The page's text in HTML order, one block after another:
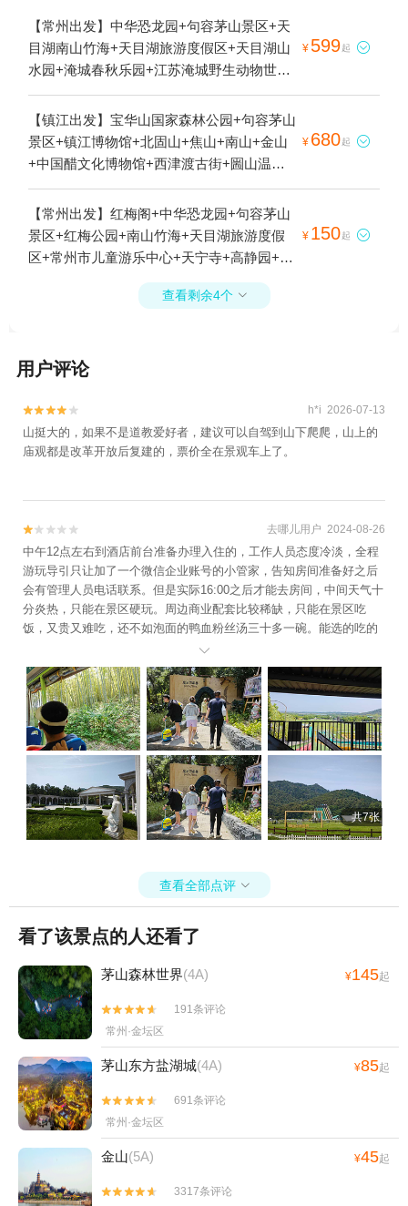
【常州出发】中华恐龙园+句容茅山景区+天
目湖南山竹海+天目湖旅游度假区+天目湖山
水园+淹城春秋乐园+江苏淹城野生动物世界
+淹城遗址公园+茅山东方盐湖城+茅山森林
世界+花谷奇缘+恐龙园侏罗纪水世界+淹城
春秋水世界+淹城冰雪世界1日游
¥ 599起 
【镇江出发】宝华山国家森林公园+句容茅山
景区+镇江博物馆+北固山+焦山+南山+金山
+中国醋文化博物馆+西津渡古街+圌山温泉
度假区+千华古村+镇江本地玩乐+焦山古炮
台+金山寺+圌山1日游
¥ 680起 
【常州出发】红梅阁+中华恐龙园+句容茅山
景区+红梅公园+南山竹海+天目湖旅游度假
区+常州市儿童游乐中心+天宁寺+高静园+天
目湖御水温泉+东坡园+白龙观+天目湖山水
园+淹城春秋乐园+嬉戏谷+常州古运河+淹城
心公园+中华孝道园+常州中华恐龙园鼎宴火
谷庄园+溧阳温泉花园+天目湖水世界+全国
3D魔幻艺术展溧阳站+嬉戏谷韩国馆+淹城遗
址公园+常州奥普乐欢乐水世界+​Yani
体中心+君雅皮划艇(常州)+恐龙城迪诺水镇
丫髻山风景区+常州太湖修心谷+首届太湖湾
稻草艺术节+常州金橙剧院+常州本地玩乐
+龙凤谷景区+松岭竹海漂流+佳农探趣科普
体验园+常州薰衣草庄园+恐龙人俱乐部-恐龙
人防灾避险体验馆+茅山森林世界+花谷奇缘
+江南环球港世界港口小镇+天宁宝塔+扬州
天乐湖嬉乐谷+艾酷极限蹦极俱乐部+江苏茅
山金牛洞景区+恐龙园侏罗纪水世界+中华恐
龙园周游卡+嬉乐湾童趣世界+松岭部落+常
州浅草文化汤+壕熊庄园+常州旅行跟拍+太
湖湾露营谷+淹城超越户外探索主题乐园+七
彩曹山+金坛茅山风景区+环球燃擎卡丁车(江
南环球港店)+嬉乐湾童趣世界+汽车来斯+常
高星空艺术馆+恐龙人燃剧场+常州花博园
+常州失恋博物馆+【常州】滑稽戏《陈奂生
水镇攀岩+迪诺水镇皮划艇+茅山道温泉+江
龙园旅游度假区+佳农探趣休闲生态园+常州
海昌海洋探索馆+溧阳南山和园游乐园+茅山
仙姑村+溧阳田园拖拉机+茅山森林世界露营
地+淹城春秋水世界+天目湖夜公园+阳光里-
sun·lab+环球融创曹山未来城+茅山茶海+常
州市洪亮吉纪念馆+环球港龙眼摩天轮+南山
竹海地轨+壕熊庄园露营地+来斯.曹山乡村旅
游体验区+茅山望悠谷景区+山野农场+常州·
超级MAX新龙芒禾音乐节+茅山森林世界丛
林漂流+【常州】长荡湖芒禾音乐节+溧阳龙
潭森林公园+常州太湖湾旅游度假区+常州盟
¥ 150起 
查看剩余4个 
用户评论

 h*i 2026-07-13
山挺大的，如果不是道教爱好者，建议可以自驾到山下爬爬，山上的
庙观都是改革开放后复建的，票价全在景观车上了。

 去哪儿用户 2024-08-26
中午12点左右到酒店前台准备办理入住的，工作人员态度冷淡，全程
游玩导引只让加了一个微信企业账号的小管家，告知房间准备好之后
会有管理人员电话联系。但是实际16:00之后才能去房间，中间天气十
分炎热，只能在景区硬玩。周边商业配套比较稀缺，只能在景区吃
饭，又贵又难吃，还不如泡面的鸭血粉丝汤三十多一碗。能选的吃的
也不多。我们从魔法黑森林出发，进去发现拍照打卡不错，还有水雾
喷雾降温。和队友拍了好多张。也只有几个出片的背景，它得广告宣
传那几个，除此之外也没什么了。然后是林深见鹿，可以近距离投喂
小鹿。顺路到欧洲希腊神话雕像广场。然后路过高空玻璃栈道都是单
独收费，就没玩了40｜人。最无语的来了，酒景套票里有双人漂流，
当时就是冲着这个来的。我们坐着观光小火车去了之后发现和小食区
和烧烤区连着。人流巨大，一问漂流检票处工作人员，需要排队至少
两三个小时。而且17:00就关闭了，根本排不到。为什么不控制客流，
而且排队混乱，没有工作人员引导，乱糟糟得人群挤。心情已经特别
不愉快了，存放随身物品的行李柜扫码收费，每小时十几元。接驳小
火车也不来，火热的太阳炙烤，房间入住迟迟没有通知，这时候已经
店前台愿意退我们就可以退。然后再打给酒店，酒店说不能退了，只
能硬着头皮逛，等待入住。一直感觉奇怪，美tuan平台都是可以退
店环境更不用说，林森客栈，在山里，知青宿舍改的平房。开门一股
小瓶子，我和队友都不够用。卫生状况也不怎么样。比较破旧。吹风
机则是过度使用，风力不大。而且已经由于高温，出风口裂开变形，
也没有关闭按钮，只能拔线断电。工作人员应该检查及时更换啊？毛
巾浴巾和床上都是一股淡淡的霉味，睡到半夜身上起小包，出去玩住
过好多酒店，都没这个样子。特别火大。涂了好多舒缓膏才缓解一
些。第二天安排了早饭，还可以，稍稍弥补昨天得郁闷和冒火。建议
想来拍照打卡得可以玩一下，其他感觉不如去老牌的旅游景点。

共7张
查看全部点评 
看了该景点的人还看了
茅山森林世界(4A) ¥145起


191条评论
常州·金坛区
茅山东方盐湖城(4A) ¥85起


691条评论
常州·金坛区
金山(5A) ¥45起

 3317条评论